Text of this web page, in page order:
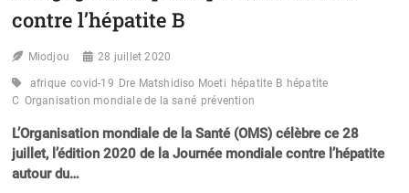
contre l’hépatite B
Miodjou 28 juillet 2020
afrique covid-19 Dre Matshidiso Moeti hépatite B hépatite
C Organisation mondiale de la sané prévention
L’Organisation mondiale de la Santé (OMS) célèbre ce 28
juillet, l’édition 2020 de la Journée mondiale contre l’hépatite
autour du…